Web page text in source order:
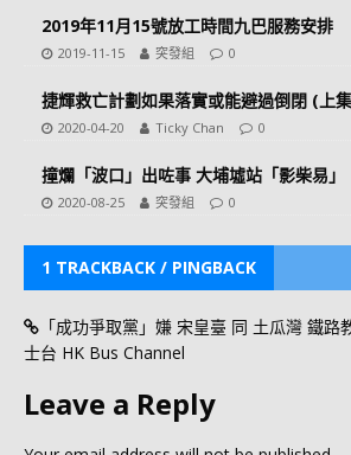
2019年11月15號放工時間九巴服務安排
2019-11-15 突發組 0
捷輝救亡計劃如果落實或能避過倒閉 (上
2020-04-20 Ticky Chan 0
撞爛「波口」出咗事 大埔墟站「影柴易」
2020-08-25 突發組 0
1 TRACKBACK / PINGBACK
「成功爭取黨」嫌 宋皇臺 同 土瓜灣 鐵
士台 HK Bus Channel
Leave a Reply